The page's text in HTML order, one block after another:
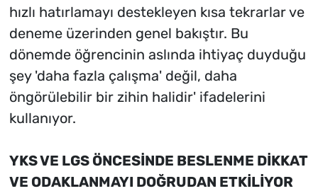
hızlı hatırlamayı destekleyen kısa tekrarlar ve
deneme üzerinden genel bakıştır. Bu
dönemde öğrencinin aslında ihtiyaç duyduğu
şey 'daha fazla çalışma' değil, daha
öngörülebilir bir zihin halidir' ifadelerini
kullanıyor.
YKS VE LGS ÖNCESİNDE BESLENME DİKKAT
VE ODAKLANMAYI DOĞRUDAN ETKİLİYOR